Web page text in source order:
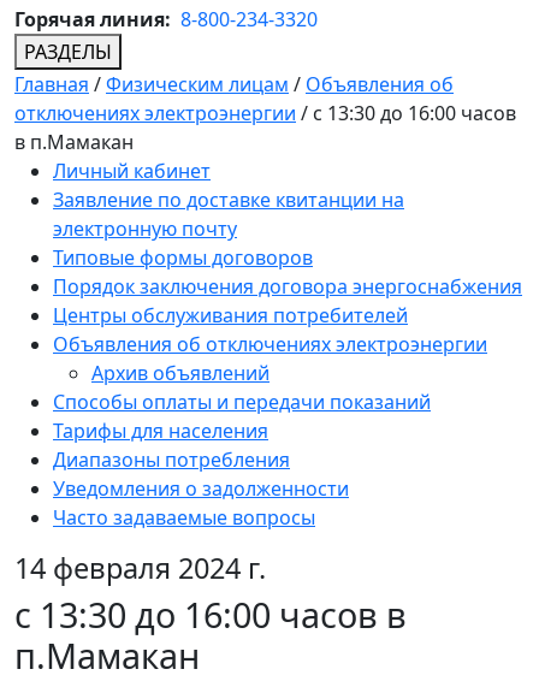
Горячая линия: 8-800-234-3320
РАЗДЕЛЫ
Главная /Физическим лицам / Объявления об
отключениях электроэнергии / с 13:30 до 16:00 часов
в п.Мамакан
Личный кабинет
Заявление по доставке квитанции на
электронную почту
Типовые формы договоров
Порядок заключения договора энергоснабжения
Центры обслуживания потребителей
Объявления об отключениях электроэнергии
Архив объявлений
Способы оплаты и передачи показаний
Тарифы для населения
Диапазоны потребления
Уведомления о задолженности
Часто задаваемые вопросы
14 февраля 2024 г.
с 13:30 до 16:00 часов в
п.Мамакан